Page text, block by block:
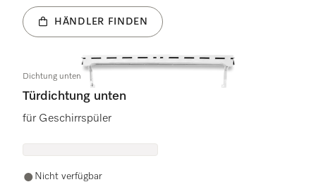
HÄNDLER FINDEN
Dichtung unten
Türdichtung unten
für Geschirrspüler
Nicht verfügbar